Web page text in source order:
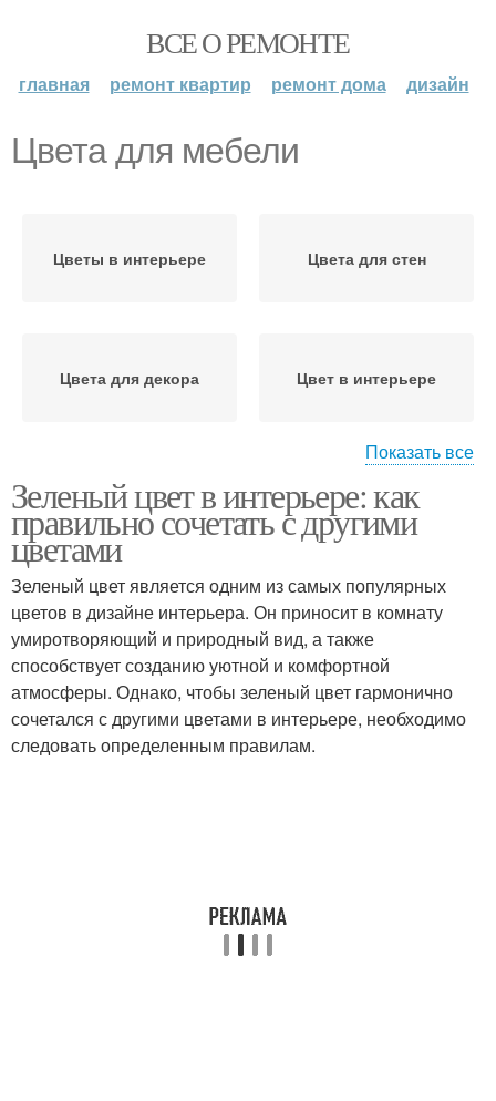
ВСЕ О РЕМОНТЕ
главная ремонт квартир ремонт дома дизайн
Цвета для мебели
Цветы в интерьере Цвета для стен
Цвета для декора Цвет в интерьере
Зеленые цвета Цвета для интерьера
Цветы в качестве Цветы с цветами
Показать все
Зеленый цвет в интерьере: как
правильно сочетать с другими
цветами
Зеленый цвет является одним из самых популярных
цветов в дизайне интерьера. Он приносит в комнату
умиротворяющий и природный вид, а также
способствует созданию уютной и комфортной
атмосферы. Однако, чтобы зеленый цвет гармонично
сочетался с другими цветами в интерьере, необходимо
следовать определенным правилам.